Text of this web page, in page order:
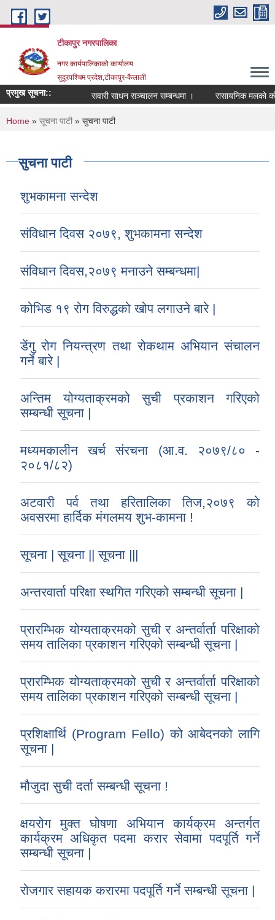
Skip to main content
टीकापुर नगरपालिका
नगर कार्यपालिकाको कार्यालय
सुदूरपश्चिम प्रदेश,टीकापुर-कैलाली
प्रमुख सूचना:: सवारी साधन सञ्चालन सम्बन्धमा । रासायनिक मलको
You are here
Home » सूचना पाटी » सुचना पाटी
सुचना पाटी
शुभकामना सन्देश
संविधान दिवस २०७९, शुभकामना सन्देश
संविधान दिवस,२०७९ मनाउने सम्बन्धमा|
कोभिड १९ रोग विरुद्धको खोप लगाउने बारे |
डेंगु रोग नियन्त्रण तथा रोकथाम अभियान संचालन
गर्ने बारे |
अन्तिम योग्यताक्रमको सुची प्रकाशन गरिएको
सम्बन्धी सूचना |
मध्यमकालीन खर्च संरचना (आ.व. २०७९/८० -
२०८१/८२)
अटवारी पर्व तथा हरितालिका तिज,२०७९ को
अवसरमा हार्दिक मंगलमय शुभ-कामना !
सूचना | सूचना || सूचना |||
अन्तरवार्ता परिक्षा स्थगित गरिएको सम्बन्धी सूचना |
प्रारम्भिक योग्यताक्रमको सुची र अन्तर्वार्ता परिक्षाको
समय तालिका प्रकाशन गरिएको सम्बन्धी सूचना |
प्रारम्भिक योग्यताक्रमको सुची र अन्तर्वार्ता परिक्षाको
समय तालिका प्रकाशन गरिएको सम्बन्धी सूचना |
प्रशिक्षार्थि (Program Fello) को आबेदनको लागि
सूचना |
मौजुदा सुची दर्ता सम्बन्धी सूचना !
क्षयरोग मुक्त घोषणा अभियान कार्यक्रम अन्तर्गत
कार्यक्रम अधिकृत पदमा करार सेवामा पदपूर्ति गर्ने
सम्बन्धी सूचना |
रोजगार सहायक करारमा पदपूर्ति गर्ने सम्बन्धी सूचना |